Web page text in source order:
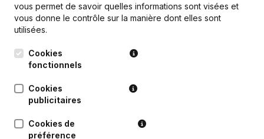
?
Consulter la santé en un coup d'oeil
Choisissez des informations rapides ou des détails
granulaires
importants
Essayer gratuitement Découvrir plus
vous permet de savoir quelles informations sont visées et
vous donne le contrôle sur la manière dont elles sont
utilisées.
Cookies
fonctionnels
Cookies
publicitaires
Cookies de
préférence